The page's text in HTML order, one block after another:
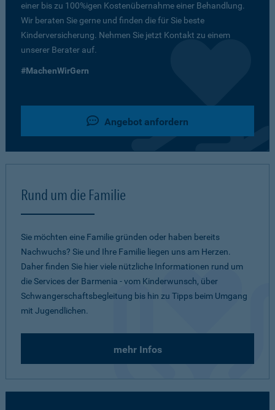
einer bis zu 100%igen Kostenübernahme einer Behandlung.
Wir beraten Sie gerne und finden die für Sie beste
Kinderversicherung. Nehmen Sie jetzt Kontakt zu einem
unserer Berater auf.
#MachenWirGern
Angebot anfordern
Rund um die Familie
Sie möchten eine Familie gründen oder haben bereits
Nachwuchs? Sie und Ihre Familie liegen uns am Herzen.
Daher finden Sie hier viele nützliche Informationen rund um
die Services der Barmenia - vom Kinderwunsch, über
Schwangerschaftsbegleitung bis hin zu Tipps beim Umgang
mit Jugendlichen.
mehr Infos